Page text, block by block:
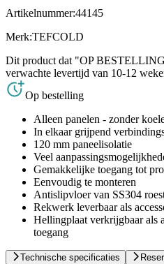
Artikelnummer:44145
Merk:TEFCOLD
Dit product dat "OP
verwachte levertijd van 10-12
Op bestelling
Alleen panelen - zonder
In elkaar grijpend
120 mm paneelisolatie
Veel
Gemakkelijke toegang tot
Eenvoudig te monteren
Antislipvloer van SS304
Rekwerk leverbaar als
Hellingplaat verkrijgbaar als
toegang
Technische specificaties